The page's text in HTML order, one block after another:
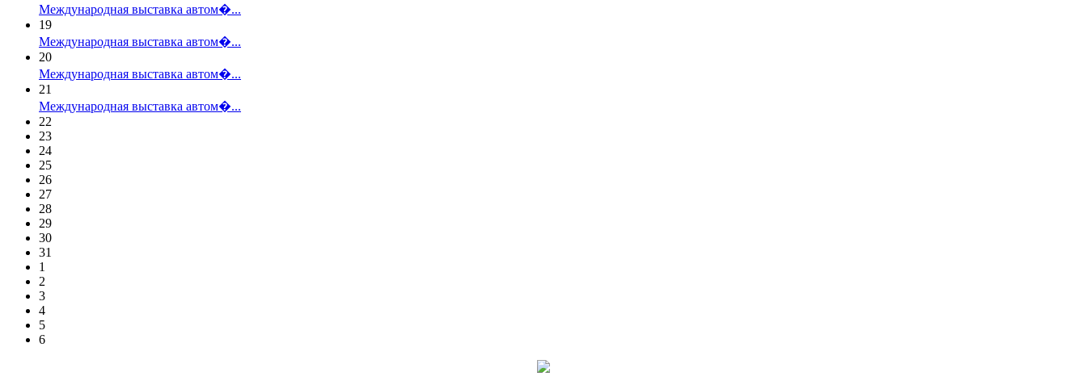
Международная выставка автом�...
19
Международная выставка автом�...
20
Международная выставка автом�...
21
Международная выставка автом�...
22
23
24
25
26
27
28
29
30
31
1
2
3
4
5
6